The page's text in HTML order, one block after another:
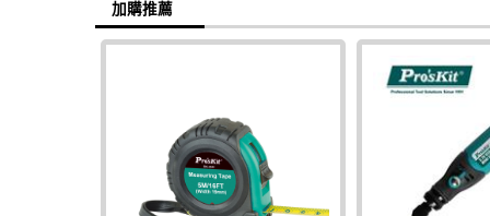
加購推薦